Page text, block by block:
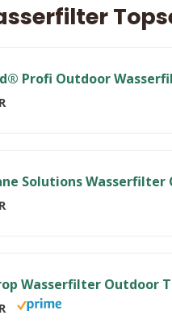
Wasserfilter Outdoor